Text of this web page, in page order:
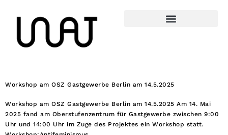
Workshop am OSZ Gastgewerbe Berlin am 14.5.2025
Workshop am OSZ Gastgewerbe Berlin am 14.5.2025 Am 14. Mai
2025 fand am Oberstufenzentrum für Gastgewerbe zwischen 9:00
Uhr und 14:00 Uhr im Zuge des Projektes ein Workshop statt.